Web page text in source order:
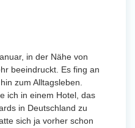
in der Nähe von
beeindruckt. Es fing an
zum Alltagsleben.
ich in einem Hotel, das
in Deutschland zu
sich ja vorher schon